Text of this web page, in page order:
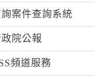
詢案件查詢系統
院公報
頻道服務